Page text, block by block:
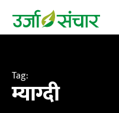
Tag:
म्याग्दी